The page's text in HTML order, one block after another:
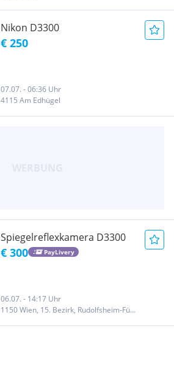
Nikon D3300
€ 250
07.07. - 06:36 Uhr
4115 Am Edhügel
Spiegelreflexkamera D3300
€ 300 PayLivery
06.07. - 14:17 Uhr
1150 Wien, 15. Bezirk, Rudolfsheim-Fünfhaus